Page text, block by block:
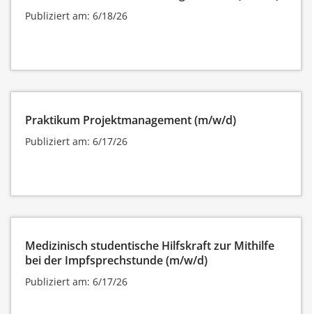
Publiziert am: 6/18/26
Praktikum Projektmanagement (m/w/d)
Publiziert am: 6/17/26
Medizinisch studentische Hilfskraft zur Mithilfe
bei der Impfsprechstunde (m/w/d)
Publiziert am: 6/17/26